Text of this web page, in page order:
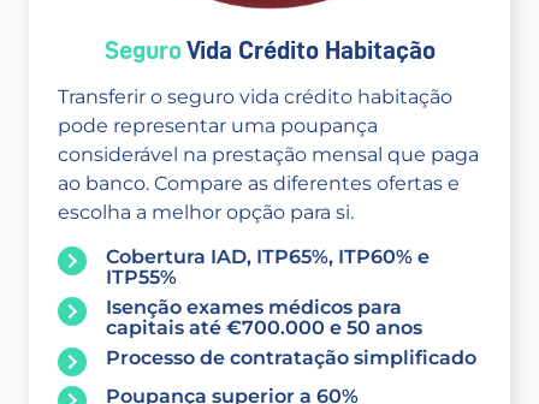
SeguroVida Crédito Habitação
Transferir o seguro vida crédito habitação
pode representar uma poupança
considerável na prestação mensal que paga
ao banco. Compare as diferentes ofertas e
escolha a melhor opção para si.
Cobertura IAD, ITP65%, ITP60% e
ITP55%
Isenção exames médicos para
capitais até €700.000 e 50 anos
Processo de contratação simplificado
Poupança superior a 60%